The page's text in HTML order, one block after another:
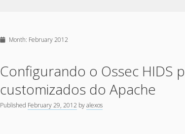
Month: February 2012
Configurando o Ossec HIDS
customizados do Apache
Published February 29, 2012 byalexos